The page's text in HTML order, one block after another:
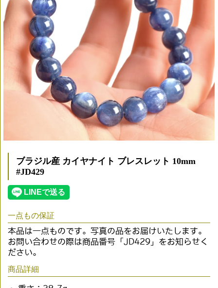
ブラジル産 カイヤナイト ブレスレット 10mm
#JD429
一点もの保証
本品は一点ものです。写真の品をお届けいたします。
お問い合わせの際は商品番号「JD429」をお知らせく
ださい。
商品詳細